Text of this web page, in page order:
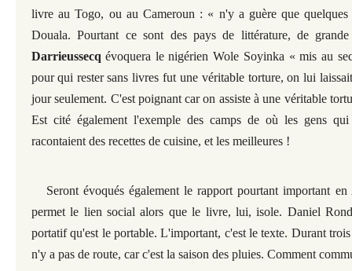
livre au Togo, ou au Cameroun : « n'y a guère que quelques
Douala. Pourtant ce sont des pays de littérature, de
Darrieussecq évoquera le nigérien Wole Soyinka « mis au
pour qui rester sans livres fut une véritable torture, on lui
jour seulement. C'est poignant car on assiste à une véritable
Est cité également l'exemple des camps de où les gens
racontaient des recettes de cuisine, et les meilleures !
Seront évoqués également le rapport pourtant important
permet le lien social alors que le livre, lui, isole. Daniel
portatif qu'est le portable. L'important, c'est le texte. Durant
n'y a pas de route, car c'est la saison des pluies. Comment